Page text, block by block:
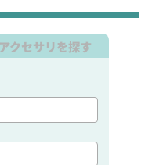
アクセサリを探す